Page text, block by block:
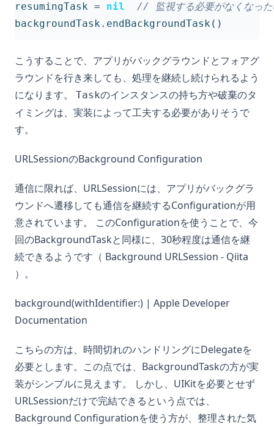
resumingTask = nil
// 監視する必要がなくなった
backgroundTask. endBackgroundTask()
こうすることで、アプリがバックグラウンドとフォアグ
ラウンドを行き来しても、処理を継続し続けられるよう
になります。 Taskのインスタンスの持ち方や破棄のタ
イミングは、実装によって工夫する必要がありそうで
す。
URLSessionのBackground Configuration
通信に限れば、URLSessionには、アプリがバックグラ
ウンドへ遷移しても通信を継続するConfigurationが用
意されています。 このConfigurationを使うことで、今
回のBackgroundTaskと同様に、30秒程度は通信を継
続できるようです（ Background URLSession - Qiita
）。
background(withIdentifier:) | Apple Developer
Documentation
こちらの方は、時間切れのハンドリングにDelegateを
必要とします。この点では、BackgroundTaskの方が実
装がシンプルに見えます。 しかし、UIKitを必要とせず
URLSessionだけで完結できるという点では、
Background Configurationを使う方が、整理された気